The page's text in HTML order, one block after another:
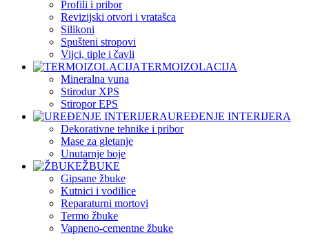
Profili i pribor
Revizijski otvori i vratašca
Silikoni
Spušteni stropovi
Vijci, tiple i čavli
TERMOIZOLACIJA
Mineralna vuna
Stirodur XPS
Stiropor EPS
UREĐENJE INTERIJERA
Dekorativne tehnike i pribor
Mase za gletanje
Unutarnje boje
ŽBUKE
Gipsane žbuke
Kutnici i vodilice
Reparaturni mortovi
Termo žbuke
Vapneno-cementne žbuke